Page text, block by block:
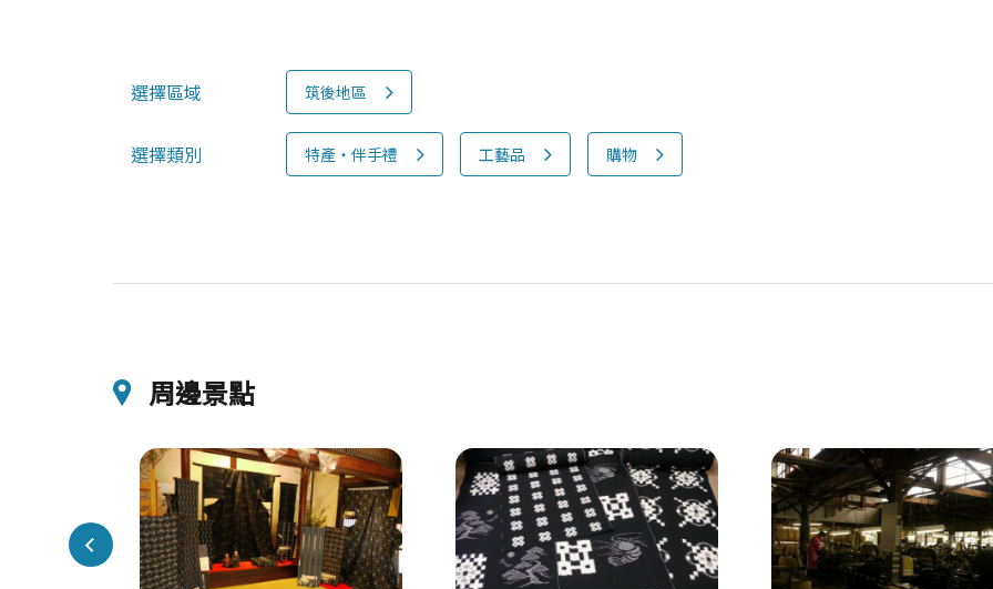
選擇區域 筑後地區
選擇類別 特產‧伴手禮 工藝品 購物
周邊景點